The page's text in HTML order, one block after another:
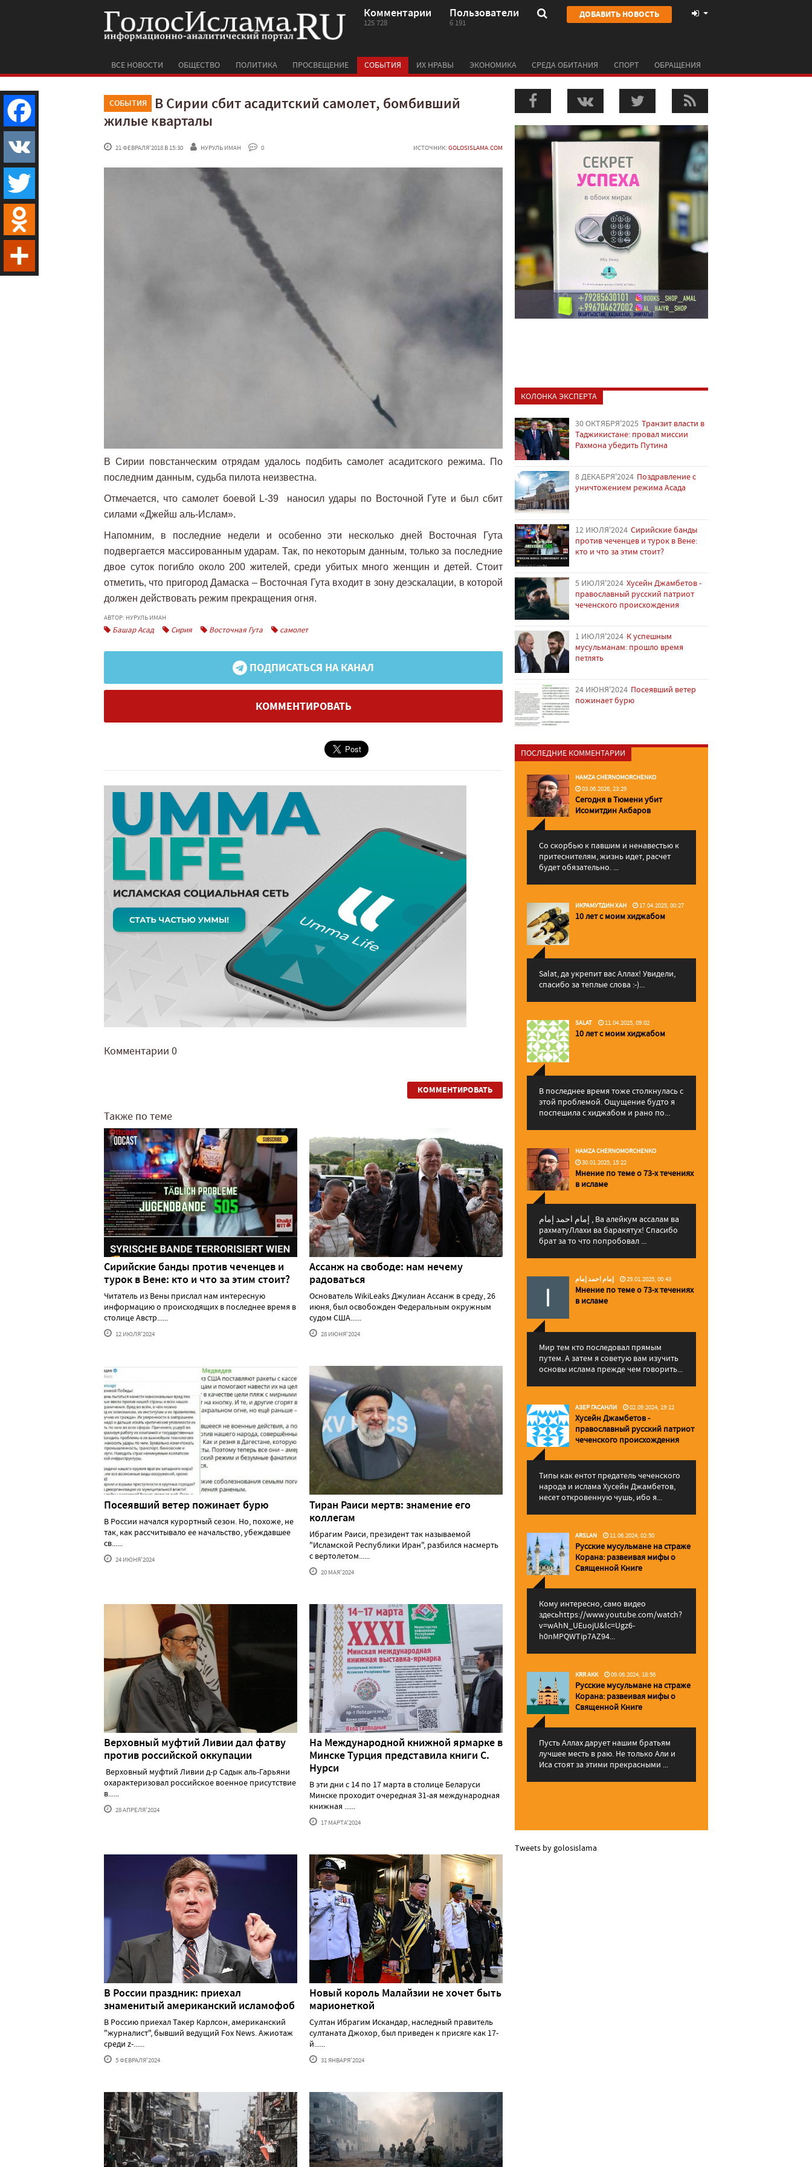
Комментарии
125 728
Пользователи
6 191
ДОБАВИТЬ НОВОСТЬ
ВСЕ НОВОСТИ ОБЩЕСТВО ПОЛИТИКА ПРОСВЕЩЕНИЕ СОБЫТИЯ ИХ НРАВЫ ЭКОНОМИКА СРЕДА ОБИТАНИЯ СПОРТ ОБРАЩЕНИЯ
СОБЫТИЯ
В Сирии сбит асадитский самолет, бомбивший
жилые кварталы
21 ФЕВРАЛЯ'2018 В 15:30 НУРУЛЬ ИМАН 0 ИСТОЧНИК: GOLOSISLAMA.COM
В Сирии повстанческим отрядам удалось подбить самолет асадитского режима. По
последним данным, судьба пилота неизвестна.
Отмечается, что самолет боевой L-39 наносил удары по Восточной Гуте и был сбит
силами «Джейш аль-Ислам».
Напомним, в последние недели и особенно эти несколько дней Восточная Гута
подвергается массированным ударам. Так, по некоторым данным, только за последние
двое суток погибло около 200 жителей, среди убитых много женщин и детей. Стоит
отметить, что пригород Дамаска – Восточная Гута входит в зону деэскалации, в которой
должен действовать режим прекращения огня.
АВТОР: НУРУЛЬ ИМАН
Башар Асад Сирия Восточная Гута самолет
ПОДПИСАТЬСЯ НА КАНАЛ
КОММЕНТИРОВАТЬ
Комментарии 0
КОММЕНТИРОВАТЬ
Также по теме
Сирийские банды против чеченцев и
турок в Вене: кто и что за этим стоит?
Читатель из Вены прислал нам интересную
информацию о происходящих в последнее время в
столице Австр......
12 ИЮЛЯ'2024
Ассанж на свободе: нам нечему
радоваться
Основатель WikiLeaks Джулиан Ассанж в среду, 26
июня, был освобожден Федеральным окружным
судом США......
28 ИЮНЯ'2024
Посеявший ветер пожинает бурю
В России начался курортный сезон. Но, похоже, не
так, как рассчитывало ее начальство, убеждавшее
св......
24 ИЮНЯ'2024
Тиран Раиси мертв: знамение его
коллегам
Ибрагим Раиси, президент так называемой
"Исламской Республики Иран", разбился насмерть
с вертолетом......
20 МАЯ'2024
Верховный муфтий Ливии дал фатву
против российской оккупации
Верховный муфтий Ливии д-р Садык аль-Гарьяни
охарактеризовал российское военное присутствие
в......
28 АПРЕЛЯ'2024
На Международной книжной ярмарке в
Минске Турция представила книги С.
Нурси
В эти дни с 14 по 17 марта в столице Беларуси
Минске проходит очередная 31-ая международная
книжная ......
17 МАРТА'2024
В России праздник: приехал
знаменитый американский исламофоб
В Россию приехал Такер Карлсон, американский
"журналист", бывший ведущий Fox News. Ажиотаж
среди z-......
5 ФЕВРАЛЯ'2024
Новый король Малайзии не хочет быть
марионеткой
Султан Ибрагим Искандар, наследный правитель
султаната Джохор, был приведен к присяге как 17-
й......
31 ЯНВАРЯ'2024
КОЛОНКА ЭКСПЕРТА
30 ОКТЯБРЯ'2025 Транзит власти в
Таджикистане: провал миссии
Рахмона убедить Путина
8 ДЕКАБРЯ'2024 Поздравление с
уничтожением режима Асада
12 ИЮЛЯ'2024 Сирийские банды
против чеченцев и турок в Вене:
кто и что за этим стоит?
5 ИЮЛЯ'2024 Хусейн Джамбетов -
православный русский патриот
чеченского происхождения
1 ИЮЛЯ'2024 К успешным
мусульманам: прошло время
петлять
24 ИЮНЯ'2024 Посеявший ветер
пожинает бурю
ПОСЛЕДНИЕ КОММЕНТАРИИ
HAMZA CHERNOMORCHENKO
03.06.2026, 23:29
Сегодня в Тюмени убит
Исомитдин Акбаров
Со скорбью к павшим и ненавестью к
притеснителям, жизнь идет, расчет
будет обязательно. ...
ИКРАМУТДИН ХАН 17.04.2025, 00:27
10 лет с моим хиджабом
Salat, да укрепит вас Аллаx! Увидели,
спасибо за теплые слова :-)...
SALAT 11.04.2025, 09:02
10 лет с моим хиджабом
В последнее время тоже столкнулась с
этой проблемой. Ощущение будто я
поспешила с хиджабом и рано по...
HAMZA CHERNOMORCHENKO
30.01.2025, 15:22
Мнение по теме о 73-х течениях
в исламе
إمام احمد إمام , Ва алейкум ассалам ва
рахматуЛлахи ва баракятух! Спасибо
брат за то что попробовал ...
إمام احمد إمام 29.01.2025, 00:43
Мнение по теме о 73-х течениях
в исламе
Мир тем кто последовал прямым
путем. А затем я советую вам изучить
основы ислама прежде чем говорить...
АЗЕР ГАСАНЛИ 02.09.2024, 19:12
Хусейн Джамбетов -
православный русский патриот
чеченского происхождения
Типы как ентот предатель чеченского
народа и ислама Хусейн Джамбетов,
несет откровенную чушь, ибо я...
ARSLAN 11.06.2024, 02:50
Русские мусульмане на страже
Корана: pазвеивая мифы о
Священной Книге
Кому интересно, само видео
здесьhttps://www.youtube.com/watch?
v=wAhN_UEuojU&lc=Ugz6-
h0nMPQWTip7AZ94...
KRR AKK 09.06.2024, 18:56
Русские мусульмане на страже
Корана: pазвеивая мифы о
Священной Книге
Пусть Аллах дарует нашим братьям
лучшее месть в раю. Не только Али и
Иса стоят за этими прекрасными ...
Tweets by golosislama
Facebook
VK
Twitter
Odnoklassniki